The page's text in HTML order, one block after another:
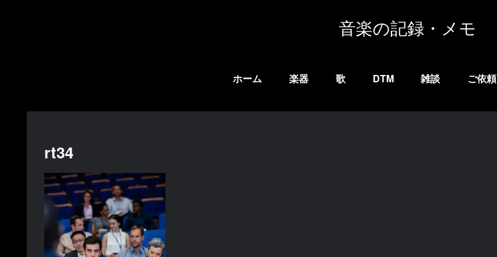
音楽の記録・メモ
ホーム 楽器 歌 DTM 雑談 ご依頼
rt34